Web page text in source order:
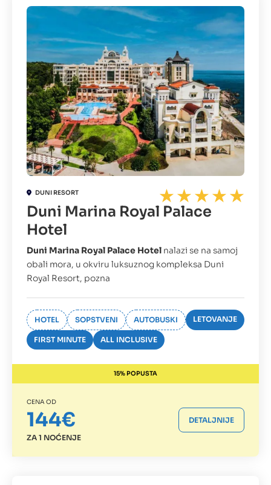
DUNI RESORT
Duni Marina Royal Palace
Hotel
Duni Marina Royal Palace Hotel nalazi se na samoj
obali mora, u okviru luksuznog kompleksa Duni
Royal Resort, pozna
HOTEL SOPSTVENI AUTOBUSKI LETOVANJE
FIRST MINUTE ALL INCLUSIVE
15% POPUSTA
CENA OD
144€
ZA 1 NOĆENJE
DETALJNIJE